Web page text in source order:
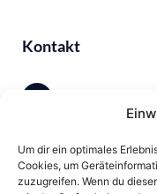
Um dir ein optimales
Cookies, um
zuzugreifen. Wenn du
Kontakt
andree.linker@text-